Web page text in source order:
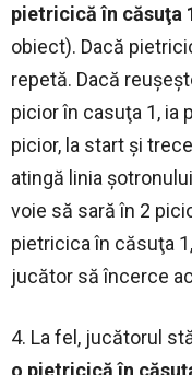
pietricică în căsuţa
obiect). Dacă
repetă. Dacă
picior în casuţa 1, ia
picior, la start şi
atingă linia
voie să sară în 2
pietricica în căsuţa
jucător să încerce
4. La fel, jucătorul
o pietricică în